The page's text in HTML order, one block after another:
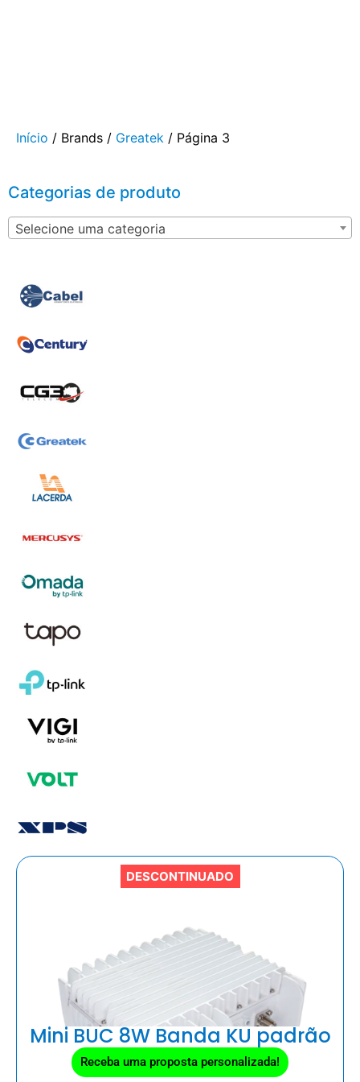
Início / Brands / Greatek / Página 3
Categorias de produto
Selecione uma categoria
DESCONTINUADO
Mini BUC 8W Banda KU padrão
Receba uma proposta personalizada!